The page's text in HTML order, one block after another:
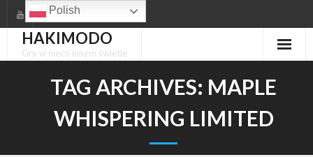
to
contentHAKIMODO
Gry w nieco innym świetle
TAG ARCHIVES: MAPLE
WHISPERING LIMITED
Polish